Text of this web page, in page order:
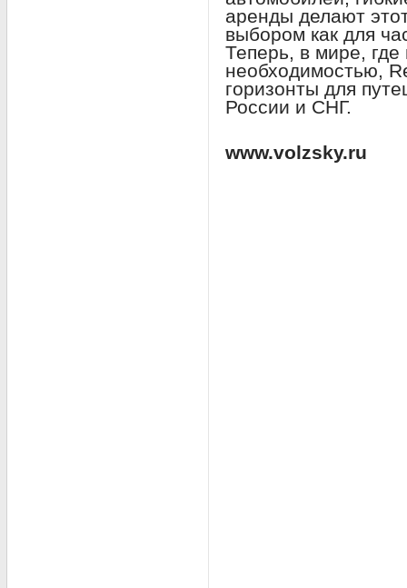
аренды делают
выбором как для
Теперь, в мире, где
необходимостью,
горизонты для
России и СНГ.
www.volzsky.ru